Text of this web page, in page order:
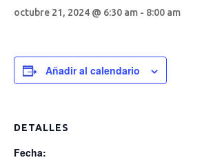
octubre 21, 2024 @ 6:30 am - 8:00 am
Añadir al calendario
DETALLES
Fecha: